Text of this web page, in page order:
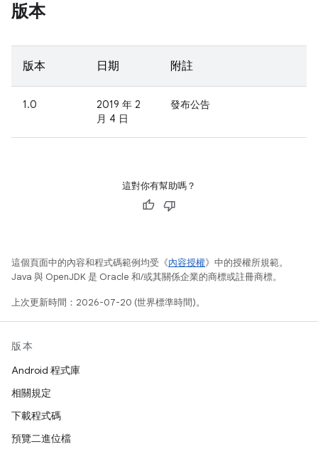
版本
版本 日期 附註
1.0
2019 年 2
月 4 日
發布公告
這對你有幫助嗎？
這個頁面中的內容和程式碼範例均受《內容授權》中的授權所規範。
Java 與 OpenJDK 是 Oracle 和/或其關係企業的商標或註冊商標。
上次更新時間：2026-07-20 (世界標準時間)。
版本
Android 程式庫
相關規定
下載程式碼
預覽二進位檔